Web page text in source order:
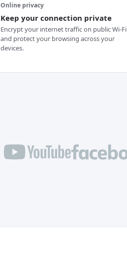
Online privacy
Keep your connection private
Encrypt your internet traffic on public Wi-Fi
and protect your browsing across your
devices.